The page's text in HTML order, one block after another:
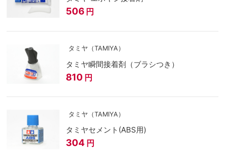
506 円
タミヤ（TAMIYA）
タミヤ瞬間接着剤（ブラシつき）
810 円
タミヤ（TAMIYA）
タミヤセメント(ABS用)
304 円